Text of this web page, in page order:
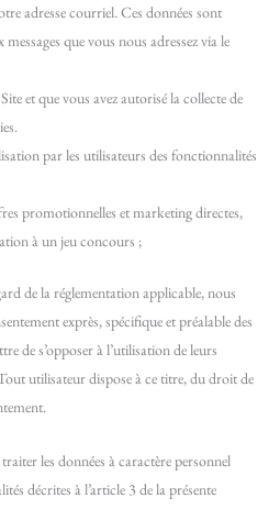
adresse courriel. Ces données sont
que vous nous adressez via le
et que vous avez autorisé la collecte de
par les utilisateurs des fonctionnalités
promotionnelles et marketing directes,
à un jeu concours ;
de la réglementation applicable, nous
exprès, spécifique et préalable des
de s’opposer à l’utilisation de leurs
utilisateur dispose à ce titre, du droit de
les données à caractère personnel
décrites à l’article 3 de la présente